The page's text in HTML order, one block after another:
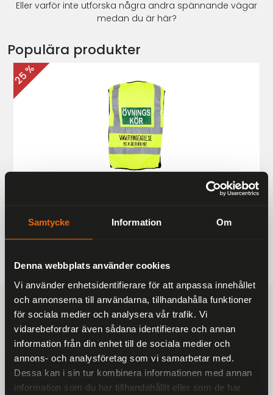
Samtycke Information Om
Denna webbplats använder cookies
Vi använder enhetsidentifierare för att anpassa innehållet
och annonserna till användarna, tillhandahålla funktioner
för sociala medier och analysera vår trafik. Vi
vidarebefordrar även sådana identifierare och annan
information från din enhet till de sociala medier och
annons- och analysföretag som vi samarbetar med.
Dessa kan i sin tur kombinera informationen med annan
information som du har tillhandahållit eller som de har
Eller varför inte utforska några andra spännande vägar
medan du är här?
Populära produkter
25 %
187 kr
249 kr
FRAKTFRITT
På alla ordrar över 2000 kr
1-3 DAGAR LEVERANS
Inom Sverige med DHL
SÄKRA BETALNINGAR
Betalkort, Klarna eller Swish